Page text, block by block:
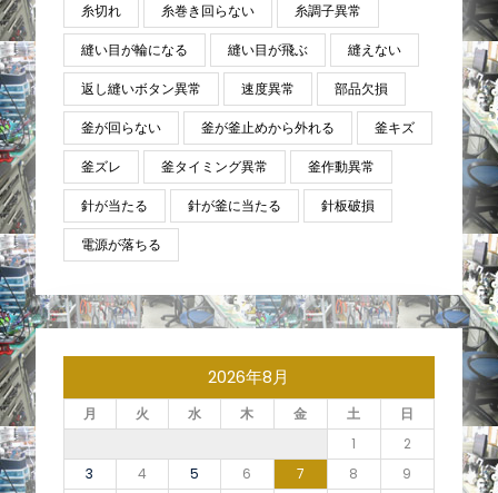
糸切れ 糸巻き回らない 糸調子異常
縫い目が輪になる 縫い目が飛ぶ 縫えない
返し縫いボタン異常 速度異常 部品欠損
釜が回らない 釜が釜止めから外れる 釜キズ
釜ズレ 釜タイミング異常 釜作動異常
針が当たる 針が釜に当たる 針板破損
電源が落ちる
2026年8月
月 火 水 木 金 土 日
1
2
3
4 5 6 7 8
9